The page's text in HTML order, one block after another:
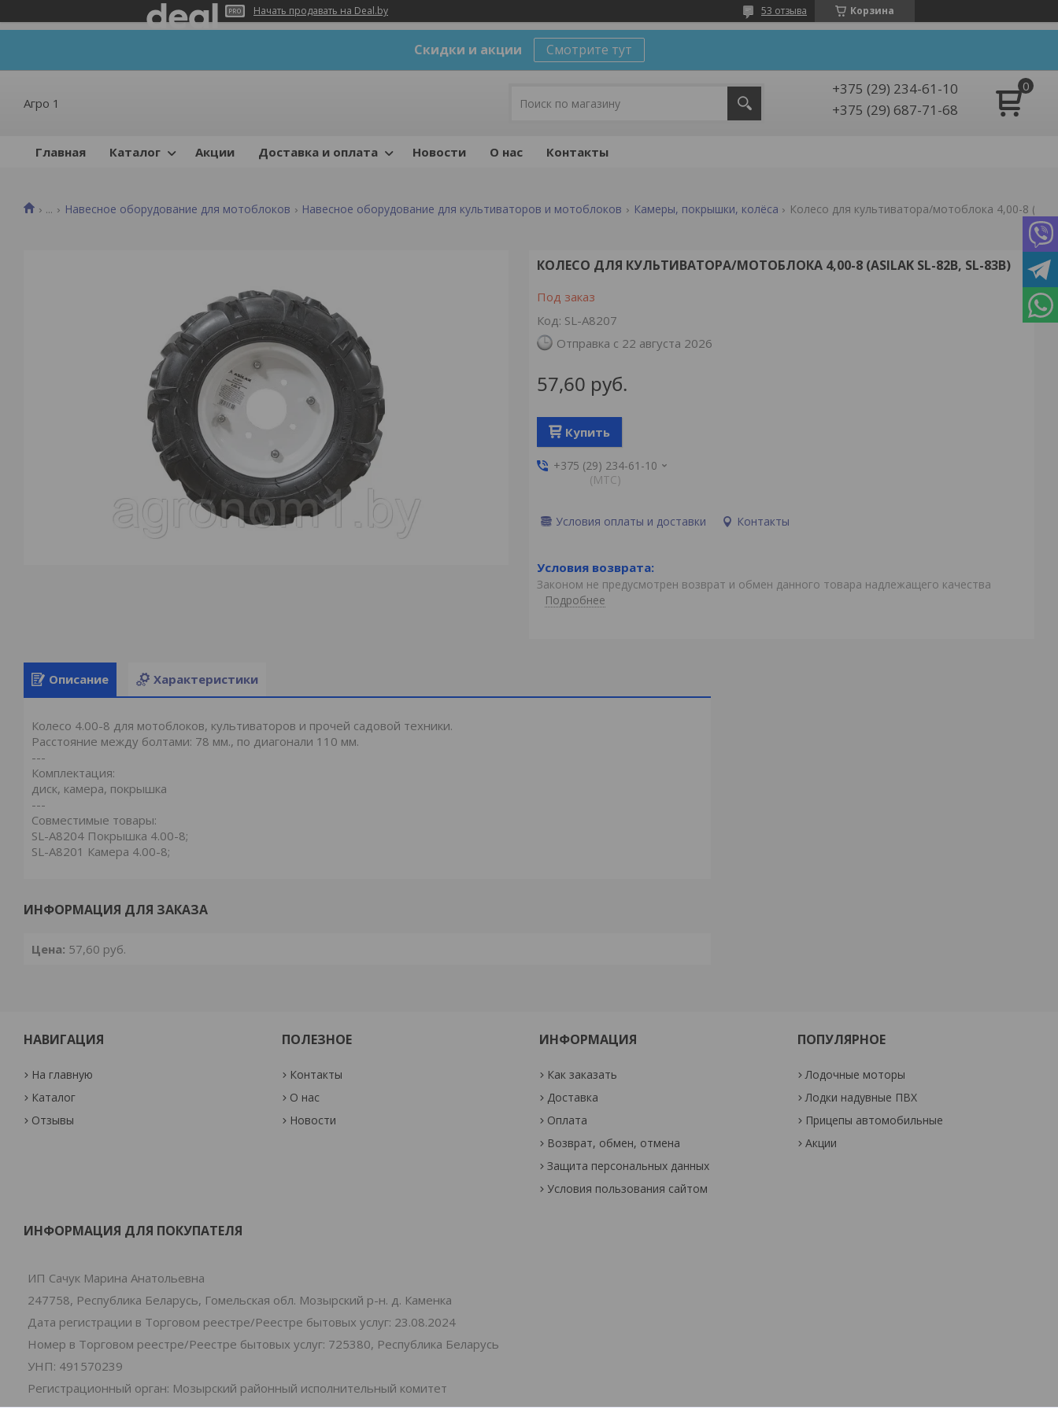
Начать продавать на Deal.by Корзина
53 отзыва
Скидки и акции Смотрите тут
Агро 1
+375 (29) 234-61-10
+375 (29) 687-71-68
Главная Каталог Акции Доставка и оплата Новости О нас Контакты
... Навесное оборудование для мотоблоков Навесное оборудование для культиваторов и мотоблоков Камеры, покрышки, колёса
КОЛЕСО ДЛЯ КУЛЬТИВАТОРА/МОТОБЛОКА 4,00-8 (ASILAK SL-82B, SL-83B)
Под заказ
Код: SL-A8207
Отправка с 22 августа 2026
57,60 руб.
Купить
+375 (29) 234-61-10
(MTС)
Условия оплаты и доставки Контакты
Законом не предусмотрен возврат и обмен данного товара надлежащего качества
Подробнее
Описание Характеристики
Колесо 4.00-8 для мотоблоков, культиваторов и прочей садовой техники.
Расстояние между болтами: 78 мм., по диагонали 110 мм.
---
Комплектация:
диск, камера, покрышка
---
Совместимые товары:
SL-A8204 Покрышка 4.00-8;
SL-A8201 Камера 4.00-8;
ИНФОРМАЦИЯ ДЛЯ ЗАКАЗА
Цена: 57,60 руб.
НАВИГАЦИЯ
На главную
Каталог
Отзывы
ПОЛЕЗНОЕ
Контакты
О нас
Новости
ИНФОРМАЦИЯ
Как заказать
Доставка
Оплата
Возврат, обмен, отмена
Защита персональных данных
Условия пользования сайтом
ПОПУЛЯРНОЕ
Лодочные моторы
Лодки надувные ПВХ
Прицепы автомобильные
Акции
ИНФОРМАЦИЯ ДЛЯ ПОКУПАТЕЛЯ
ИП Сачук Марина Анатольевна
247758, Республика Беларусь, Гомельская обл. Мозырский р-н. д. Каменка
Дата регистрации в Торговом реестре/Реестре бытовых услуг: 23.08.2024
Номер в Торговом реестре/Реестре бытовых услуг: 725380, Республика Беларусь
УНП: 491570239
Регистрационный орган: Мозырский районный исполнительный комитет